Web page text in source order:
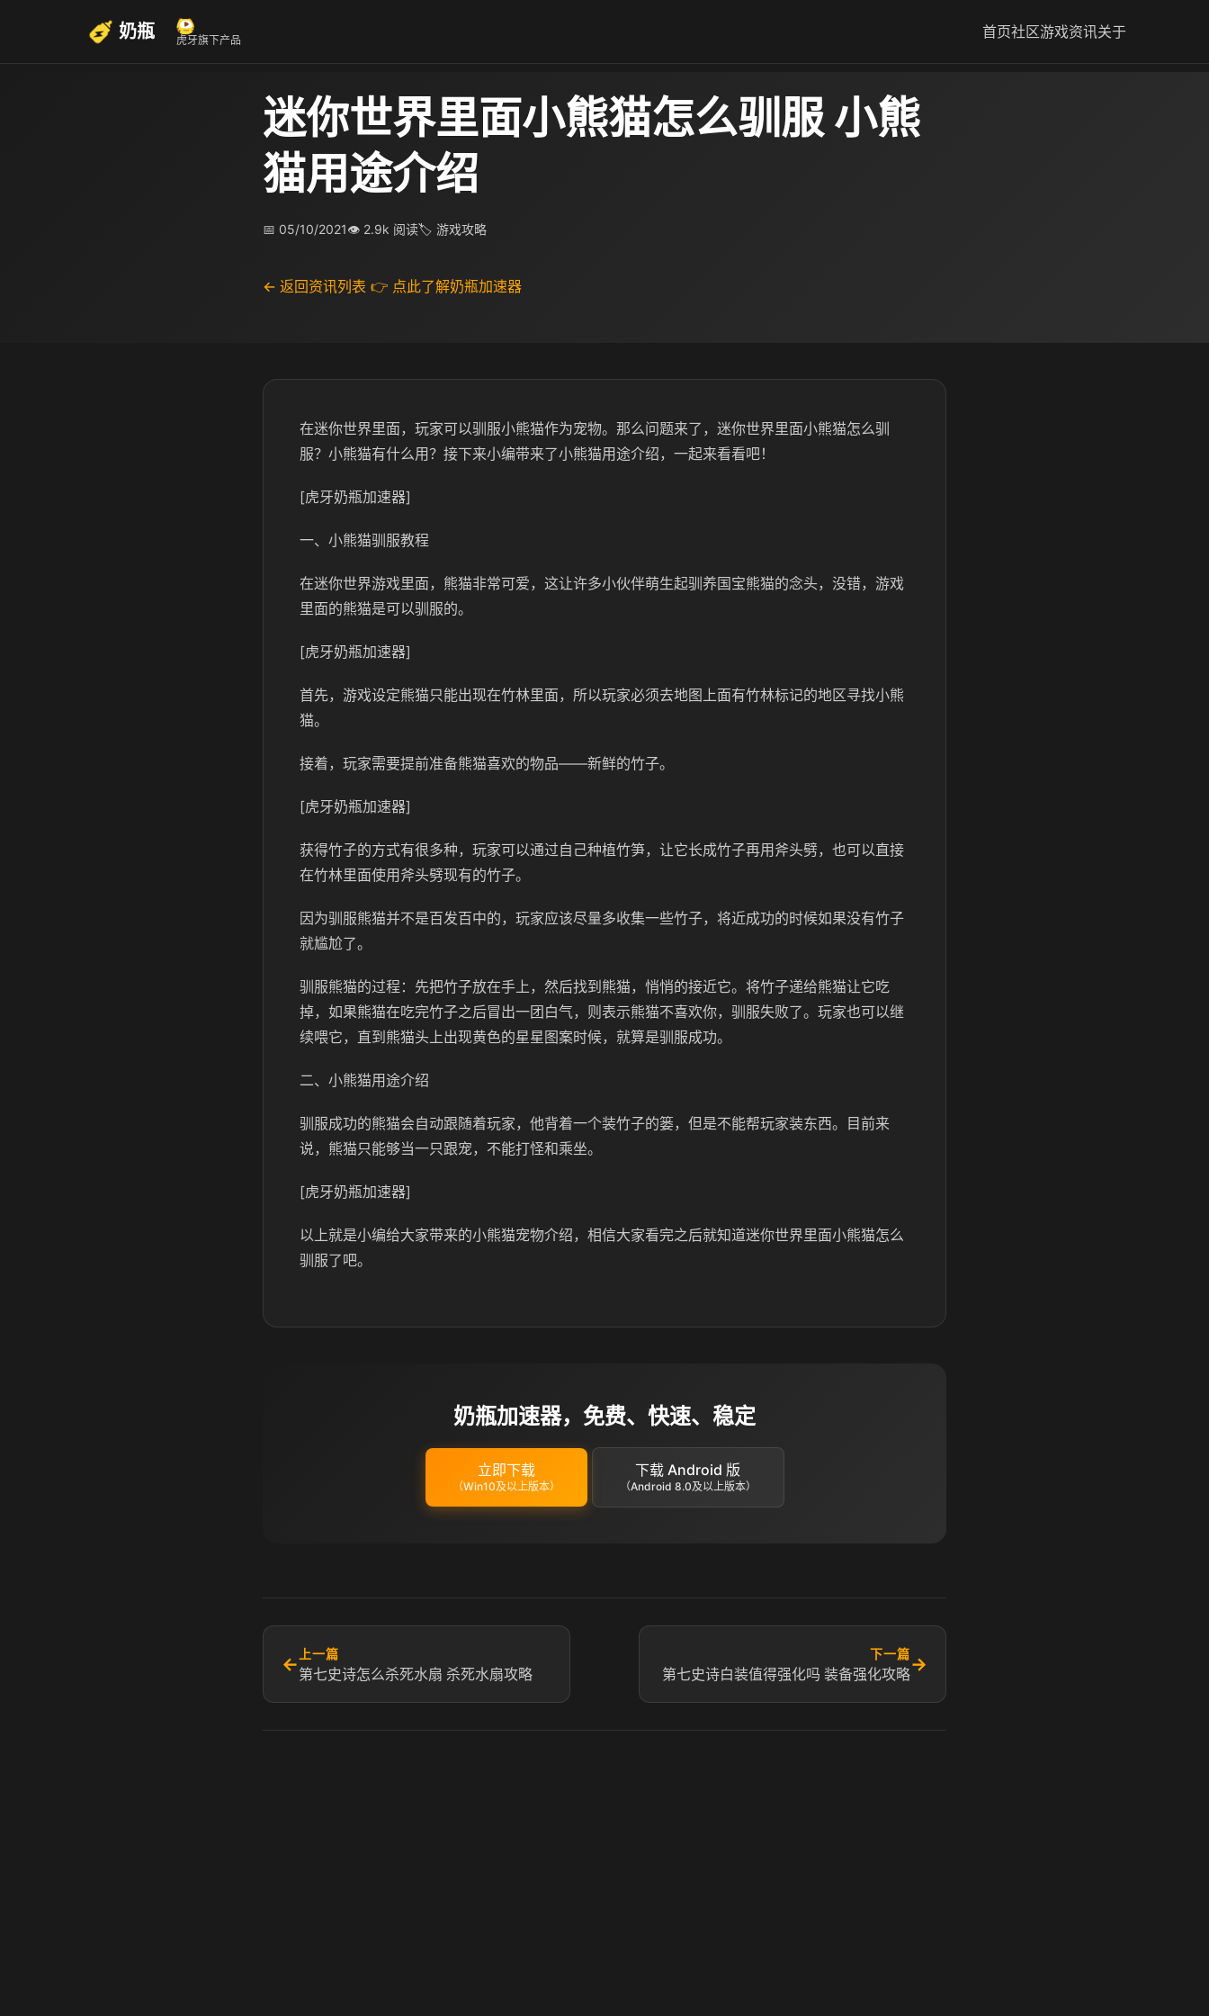
奶瓶 虎牙旗下产品 首页社区游戏资讯关于
迷你世界里面小熊猫怎么驯服 小熊
猫用途介绍
📅 05/10/2021👁 2.9k 阅读🏷 游戏攻略
← 返回资讯列表 👉 点此了解奶瓶加速器
在迷你世界里面，玩家可以驯服小熊猫作为宠物。那么问题来了，迷你世界里面小熊猫怎么驯
服？小熊猫有什么用？接下来小编带来了小熊猫用途介绍，一起来看看吧！
[虎牙奶瓶加速器]
一、小熊猫驯服教程
在迷你世界游戏里面，熊猫非常可爱，这让许多小伙伴萌生起驯养国宝熊猫的念头，没错，游戏
里面的熊猫是可以驯服的。
[虎牙奶瓶加速器]
首先，游戏设定熊猫只能出现在竹林里面，所以玩家必须去地图上面有竹林标记的地区寻找小熊
猫。
接着，玩家需要提前准备熊猫喜欢的物品——新鲜的竹子。
[虎牙奶瓶加速器]
获得竹子的方式有很多种，玩家可以通过自己种植竹笋，让它长成竹子再用斧头劈，也可以直接
在竹林里面使用斧头劈现有的竹子。
因为驯服熊猫并不是百发百中的，玩家应该尽量多收集一些竹子，将近成功的时候如果没有竹子
就尴尬了。
驯服熊猫的过程：先把竹子放在手上，然后找到熊猫，悄悄的接近它。将竹子递给熊猫让它吃
掉，如果熊猫在吃完竹子之后冒出一团白气，则表示熊猫不喜欢你，驯服失败了。玩家也可以继
续喂它，直到熊猫头上出现黄色的星星图案时候，就算是驯服成功。
二、小熊猫用途介绍
驯服成功的熊猫会自动跟随着玩家，他背着一个装竹子的篓，但是不能帮玩家装东西。目前来
说，熊猫只能够当一只跟宠，不能打怪和乘坐。
[虎牙奶瓶加速器]
以上就是小编给大家带来的小熊猫宠物介绍，相信大家看完之后就知道迷你世界里面小熊猫怎么
驯服了吧。
奶瓶加速器，免费、快速、稳定
立即下载
（Win10及以上版本）
下载 Android 版
（Android 8.0及以上版本）
← 上一篇
第七史诗怎么杀死水扇 杀死水扇攻略
下一篇
第七史诗白装值得强化吗 装备强化攻略→